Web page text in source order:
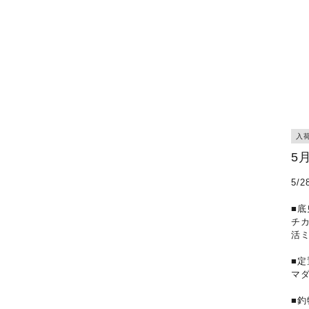
入
5
5/
■底
チ
活
■定
マ
■釣